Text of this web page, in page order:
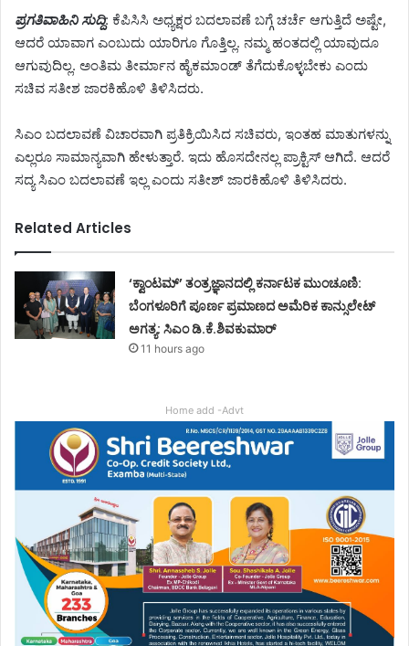
ಪ್ರಗತಿವಾಹಿನಿ ಸುದ್ದಿ: ಕೆಪಿಸಿಸಿ ಅಧ್ಯಕ್ಷರ ಬದಲಾವಣೆ ಬಗ್ಗೆ ಚರ್ಚೆ ಆಗುತ್ತಿದೆ ಅಷ್ಟೇ,
ಆದರೆ ಯಾವಾಗ ಎಂಬುದು ಯಾರಿಗೂ ಗೊತ್ತಿಲ್ಲ. ನಮ್ಮ ಹಂತದಲ್ಲಿ ಯಾವುದೂ
ಆಗುವುದಿಲ್ಲ. ಅಂತಿಮ ತೀರ್ಮಾನ ಹೈಕಮಾಂಡ್ ತೆಗೆದುಕೊಳ್ಳಬೇಕು ಎಂದು
ಸಚಿವ ಸತೀಶ ಜಾರಕಿಹೊಳಿ ತಿಳಿಸಿದರು.
ಸಿಎಂ ಬದಲಾವಣೆ ವಿಚಾರವಾಗಿ ಪ್ರತಿಕ್ರಿಯಿಸಿದ ಸಚಿವರು, ಇಂತಹ ಮಾತುಗಳನ್ನು
ಎಲ್ಲರೂ ಸಾಮಾನ್ಯವಾಗಿ ಹೇಳುತ್ತಾರೆ. ಇದು ಹೊಸದೇನಲ್ಲ ಪ್ರಾಕ್ಟಿಸ್ ಆಗಿದೆ. ಆದರೆ
ಸದ್ಯ ಸಿಎಂ ಬದಲಾವಣೆ ಇಲ್ಲ ಎಂದು ಸತೀಶ್ ಜಾರಕಿಹೊಳಿ ತಿಳಿಸಿದರು.
Related Articles
‘ಕ್ವಾಂಟಮ್’ ತಂತ್ರಜ್ಞಾನದಲ್ಲಿ ಕರ್ನಾಟಕ ಮುಂಚೂಣಿ:
ಬೆಂಗಳೂರಿಗೆ ಪೂರ್ಣ ಪ್ರಮಾಣದ ಅಮೆರಿಕ ಕಾನ್ಸುಲೇಟ್
ಅಗತ್ಯ: ಸಿಎಂ ಡಿ.ಕೆ.ಶಿವಕುಮಾರ್
11 hours ago
Home add -Advt